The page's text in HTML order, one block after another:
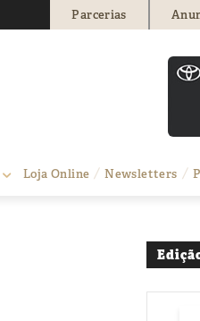
Parcerias
Loja Online Newsletters